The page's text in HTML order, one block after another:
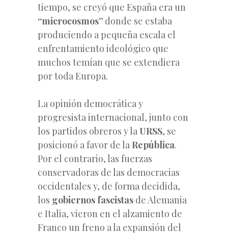
tiempo, se creyó que España era un
“microcosmos” donde se estaba
produciendo a pequeña escala el
enfrentamiento ideológico que
muchos temían que se extendiera
por toda Europa.
La opinión democrática y
progresista internacional, junto con
los partidos obreros y la URSS, se
posicionó a favor de la República.
Por el contrario, las fuerzas
conservadoras de las democracias
occidentales y, de forma decidida,
los gobiernos fascistas de Alemania
e Italia, vieron en el alzamiento de
Franco un freno a la expansión del